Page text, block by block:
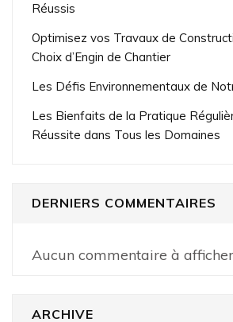
Réussis
Optimisez vos Travaux de
Choix d’Engin de Chantier
Les Défis Environnementaux de
Les Bienfaits de la Pratique
Réussite dans Tous les Domaines
DERNIERS COMMENTAIRES
Aucun commentaire à
ARCHIVE